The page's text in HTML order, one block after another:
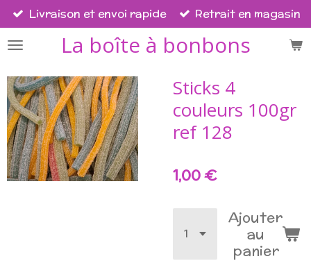
Passer
au
contenu
La boîte à bonbons
Livraison et envoi rapide Retrait en magasin
Sticks 4
couleurs 100gr
ref 128
1,00 €
Ajouter
au
panier